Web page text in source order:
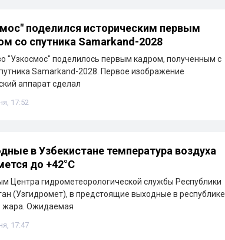
поделился историческим первым
со спутника Samarkand-2028
"Узкосмос" поделилось первым кадром, полученным с
Samarkand-2028. Первое изображение
аппарат сделал
17:52
в Узбекистане температура воздуха
до +42°C
Центра гидрометеорологической службы Республики
(Узгидромет), в предстоящие выходные в республике
жара. Ожидаемая
17:47